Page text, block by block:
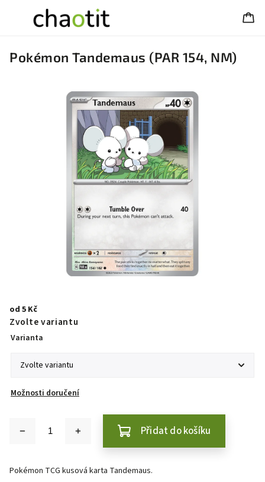
Pokémon Tandemaus (PAR 154, NM)
od 5 Kč
Zvolte variantu
Varianta
Možnosti doručení
Přidat do košíku
Pokémon TCG kusová karta Tandemaus.